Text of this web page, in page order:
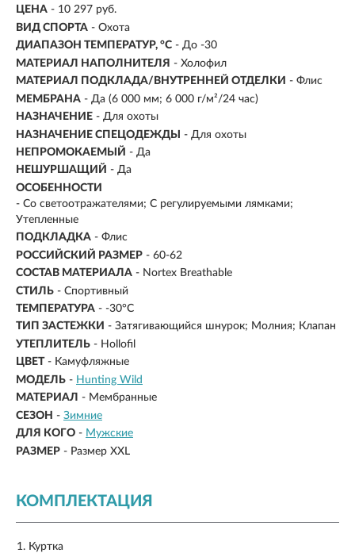
ЦЕНА - 10 297 руб.
ВИД СПОРТА - Охота
ДИАПАЗОН ТЕМПЕРАТУР, °С - До -30
МАТЕРИАЛ НАПОЛНИТЕЛЯ - Холофил
МАТЕРИАЛ ПОДКЛАДА/ВНУТРЕННЕЙ ОТДЕЛКИ - Флис
МЕМБРАНА - Да (6 000 мм; 6 000 г/м²/24 час)
НАЗНАЧЕНИЕ - Для охоты
НАЗНАЧЕНИЕ СПЕЦОДЕЖДЫ
- Для охоты
НЕПРОМОКАЕМЫЙ - Да
НЕШУРШАЩИЙ - Да
ОСОБЕННОСТИ
- Со светоотражателями; С регулируемыми лямками;
Утепленные
ПОДКЛАДКА - Флис
РОССИЙСКИЙ РАЗМЕР - 60-62
СОСТАВ МАТЕРИАЛА - Nortex Breathable
СТИЛЬ - Спортивный
ТЕМПЕРАТУРА - -30°C
ТИП ЗАСТЕЖКИ - Затягивающийся шнурок; Молния; Клапан
УТЕПЛИТЕЛЬ - Hollofil
ЦВЕТ - Камуфляжные
МОДЕЛЬ - Hunting Wild
МАТЕРИАЛ - Мембранные
СЕЗОН - Зимние
ДЛЯ КОГО - Мужские
РАЗМЕР - Размер XXL
КОМПЛЕКТАЦИЯ
Куртка